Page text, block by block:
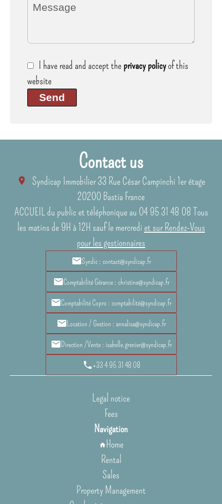
I have read and accept theprivacy policyof this
website
Send
Contact us
Syndicap Immobilier33 Rue César Campinchi 1er étage
20200 Bastia France
ACCUEIL du public et téléphonique au 04 95 31 48 08 Tous
les matins de 9H à 12H sauf le mercredi et sur Rendez-Vous
pour les gestionnaires
Syndic : contact@syndicap.fr
Comptabilité Gérance : christine@syndicap.fr
Comptabilité Copro : comptabilité@syndicap.fr
Location / Gestion : annalisa@syndicap.fr
Direction /Vente : isabelle.grenier@syndicap.fr
+33 4 95 31 48 08
Legal notice
Fees
Navigation
Home
Rental
Sales
Property Management